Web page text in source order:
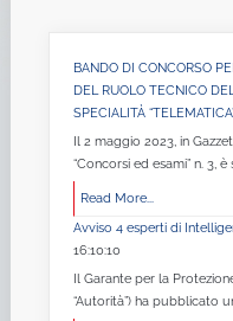
BANDO DI CONCORSO
DEL RUOLO TECNICO
SPECIALITÀ
Il 2 maggio 2023, in
“Concorsi ed esami” n. 3, è
Read More...
Avviso 4 esperti di
16:10:10
Il Garante per la
“Autorità”) ha pubblicato